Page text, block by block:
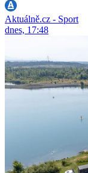
Aktuálně.cz - Sport
dnes, 17:48